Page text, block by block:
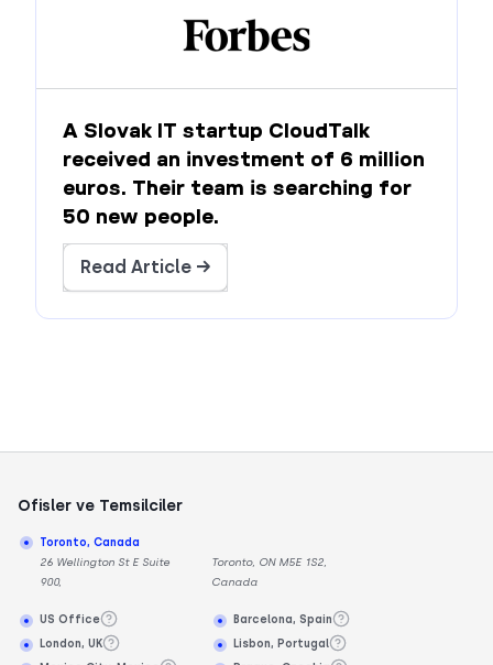
A Slovak IT startup CloudTalk
received an investment of 6 million
euros. Their team is searching for
50 new people.
Read Article →
Ofisler ve Temsilciler
Toronto, Canada
26 Wellington St E Suite
900,
Toronto, ON M5E 1S2,
Canada
US Office
London, UK
Barcelona, Spain
Lisbon, Portugal